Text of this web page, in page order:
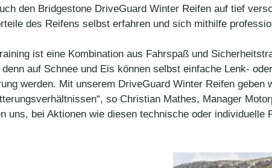
den Bridgestone DriveGuard Winter Reifen auf tief
des Reifens selbst erfahren und sich mithilfe
ist eine Kombination aus Fahrspaß und
auf Schnee und Eis können selbst einfache Lenk-
werden. Mit unserem DriveGuard Winter Reifen
so Christian Mathes, Manager
uns, bei Aktionen wie diesen technische oder